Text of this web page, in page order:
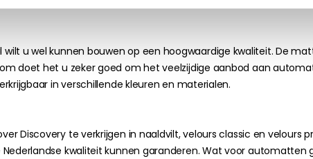
u wel kunnen bouwen op een hoogwaardige kwaliteit. De
doet het u zeker goed om het veelzijdige aanbod aan
in verschillende kleuren en materialen.
Discovery te verkrijgen in naaldvilt, velours classic en velours
kwaliteit kunnen garanderen. Wat voor